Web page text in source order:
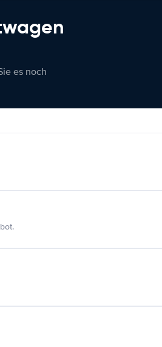
es noch